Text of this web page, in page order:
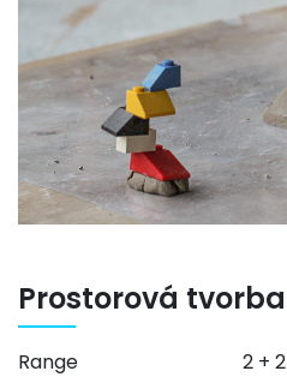
Prostorová tvorba
Range
2 + 2